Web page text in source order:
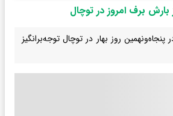
بارش برف امروز در توچال
روز بهار در توچال توجه‌برانگیز